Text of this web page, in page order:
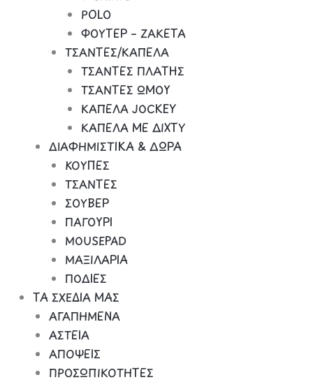
POLO
ΦΟΥΤΕΡ – ΖΑΚΕΤΑ
ΤΣΑΝΤΕΣ/ΚΑΠΕΛΑ
ΤΣΑΝΤΕΣ ΠΛΑΤΗΣ
ΤΣΑΝΤΕΣ ΩΜΟΥ
ΚΑΠΕΛΑ JOCKEY
ΚΑΠΕΛΑ ΜΕ ΔΙΧΤΥ
ΔΙΑΦΗΜΙΣΤΙΚΑ & ΔΩΡΑ
ΚΟΥΠΕΣ
ΤΣΑΝΤΕΣ
ΣΟΥΒΕΡ
ΠΑΓΟΥΡΙ
MOUSEPAD
ΜΑΞΙΛΑΡΙΑ
ΠΟΔΙΕΣ
ΤΑ ΣΧΕΔΙΑ ΜΑΣ
ΑΓΑΠΗΜΕΝΑ
ΑΣΤΕΙΑ
ΑΠΟΨΕΙΣ
ΠΡΟΣΩΠΙΚΟΤΗΤΕΣ